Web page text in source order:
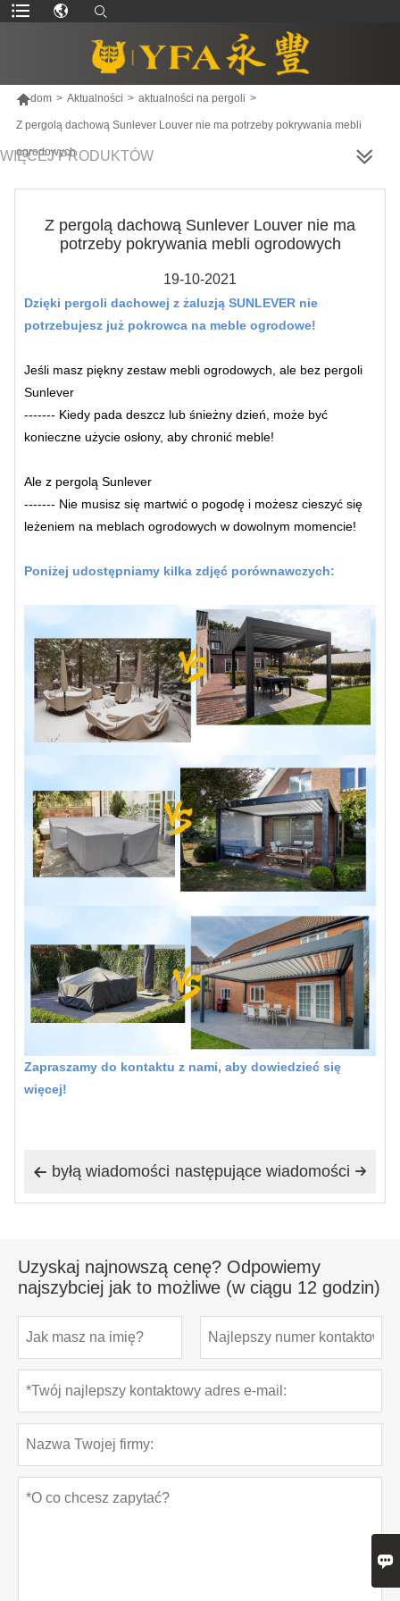
dom > Aktualności > aktualności na pergoli >
Z pergolą dachową Sunlever Louver nie ma potrzeby pokrywania mebli
ogrodowych
WIĘCEJ PRODUKTÓW
Z pergolą dachową Sunlever Louver nie ma
potrzeby pokrywania mebli ogrodowych
19-10-2021
Dzięki pergoli dachowej z żaluzją SUNLEVER nie
potrzebujesz już pokrowca na meble ogrodowe!
Jeśli masz piękny zestaw mebli ogrodowych, ale bez pergoli
Sunlever
------- Kiedy pada deszcz lub śnieżny dzień, może być
konieczne użycie osłony, aby chronić meble!
Ale z pergolą Sunlever
------- Nie musisz się martwić o pogodę i możesz cieszyć się
leżeniem na meblach ogrodowych w dowolnym momencie!
Poniżej udostępniamy kilka zdjęć porównawczych:
Zapraszamy do kontaktu z nami, aby dowiedzieć się
więcej!
 byłą wiadomości 
następujące wiadomości
Uzyskaj najnowszą cenę? Odpowiemy
najszybciej jak to możliwe (w ciągu 12 godzin)
